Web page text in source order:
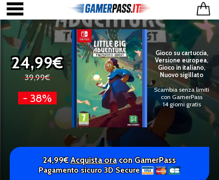
24,99€
39,99€
- 38%
Gioco su cartuccia,
Versione europea,
Gioco in italiano,
Nuovo sigillato
Scambia senza limiti
con GamerPass
14 giorni gratis
24,99€Acquista oracon GamerPass
Pagamento sicuro 3D Secure